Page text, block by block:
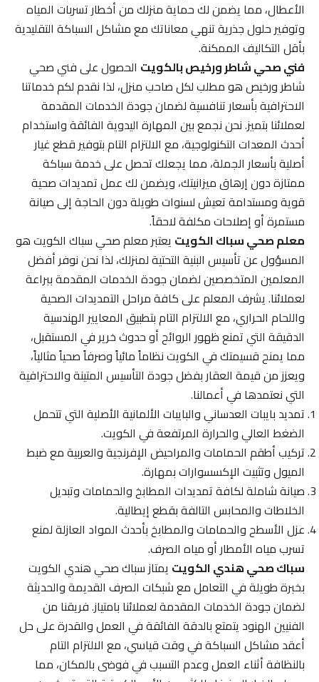
الأعطال، مما يضمن لك حماية منزلك من أخطار تسربات المياه
وتوفير حلول جذرية تنهي معاناتك مع مشاكل السباكة التقليدية
بأقل التكاليف الممكنة.
فني صحي شاطر ورخيص بالكويتالحصول على فني صحي
شاطر ورخيص هو مطلب لكل صاحب منزل، لذا نقدم لكم خدماتنا
الاحترافية بأسعار تنافسية لضمان جودة الخدمات المقدمة
لعملائنا بتميز. نحن نجمع بين المهارة اليدوية الفائقة واستخدام
أحدث المعدات التكنولوجية، مع الالتزام التام بتوفير قطع غيار
أصلية بأسعار الجملة، مما يجعلك تحصل على خدمة سباكة
ممتازة دون إرهاق ميزانيتك، ويضمن لك عمل تمديدات صحية
قوية ومستدامة تعيش لسنوات طويلة دون الحاجة إلى صيانة
مستمرة أو إصلاحات مكلفة لاحقاً.
معلم صحي سباك الكويتيعتبر معلم صحي سباك الكويت هو
المسؤول عن تأسيس البنية التحتية لمنزلك، لذا نحن نوفر أفضل
المعلمين المتخصصين لضمان جودة الخدمات المقدمة ببراعة
لعملائنا. يشرف المعلم على كافة مراحل التمديدات الصحية
واللحام الحراري، مع الالتزام التام بتطبيق المعايير الهندسية
الدقيقة التي تمنع ظهور الروائح أو حدوث خرير في المستقبل،
مما يمنح قسيمتك في الكويت نظاماً مائياً وصرفاً صحياً مثالياً،
ويعزز من قيمة العقار بفضل جودة التأسيس المتينة والاحترافية
التي نعتمدها في أعمالنا.
تمديد بايبات العدساني والبايبات الألمانية الأصلية التي تتحمل
الضغط العالي والحرارة المرتفعة في الكويت.
تركيب أطقم الحمامات والمراحيض الإفرنجية والعربية مع ضبط
الميول وتثبيت الإكسسوارات بمهارة.
صيانة شاملة لكافة تمديدات المطابخ والحمامات وتبديل
الخلاطات والمحابس التالفة بقطع إيطالية.
عزل الأسطح والحمامات والمطابخ بأحدث المواد العازلة لمنع
تسرب مياه الأمطار أو مياه الصرف.
سباك صحي هندي الكويتيمتاز سباك صحي هندي الكويت
بخبرة طويلة في التعامل مع شبكات الصرف القديمة والحديثة
لضمان جودة الخدمات المقدمة لعملائنا بامتياز. فريقنا من
الفنيين الهنود يتمتع بالدقة الفائقة في العمل والقدرة على حل
أعقد مشاكل السباكة في وقت قياسي، مع الالتزام التام
بالنظافة أثناء العمل وعدم التسبب في فوضى بالمكان، مما